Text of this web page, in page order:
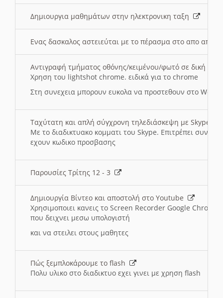
Δημιουργια μαθημάτων στην ηλεκτρονικη ταξη
Ενας δασκαλος αστειεύται με το πέρασμα στο απο
Αντιγραφή τμήματος οθόνης/κειμένου/φωτό σε δική
Χρηση του lightshot chrome. ειδικά για το chrome
Στη συνεχεια μπορουν ευκολα να προστεθουν στο Word
Ταχύτατη και απλή σύγχρονη τηλεδιάσκεψη με Skype
Με το διαδικτυακο κομματι του Skype. Επιτρέπει
εχουν κωδικο προσβασης
Παρουσίες Τρίτης 12 - 3
Δημιουργία Βίντεο και αποστολή στο Youtube
Χρησιμοποιει κανεις το Screen Recorder Google Chrome
που δειχνει μεσω υπολογιστή
και να στειλει στους μαθητες
Πώς ξεμπλοκάρουμε το flash
Πολυ υλικο στο διαδικτυο εχει γινει με χρηση flash